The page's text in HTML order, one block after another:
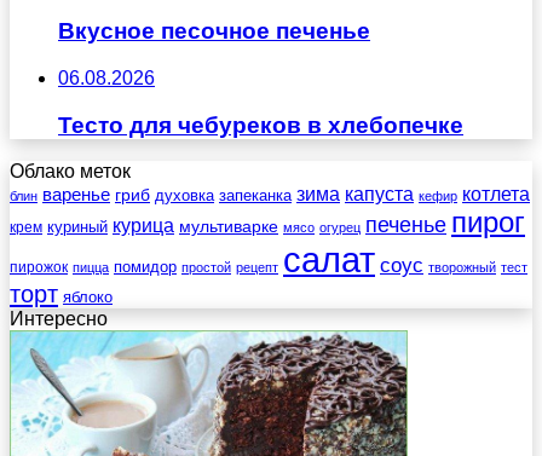
Вкусное песочное печенье
06.08.2026
Тесто для чебуреков в хлебопечке
Облако меток
блин варенье гриб духовка запеканка зима капуста кефир котлета
крем куриный курица мультиварке мясо огурец печенье пирог
пирожок пицца помидор простой рецепт салат соус творожный тест
торт яблоко
Интересно